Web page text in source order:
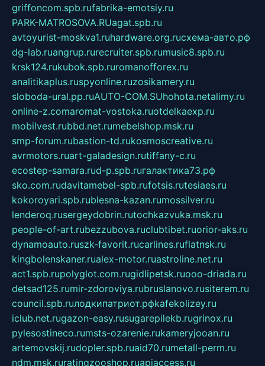
griffoncom.spb.rufabrika-emotsiy.ru
PARK-MATROSOVA.RUagat.spb.ru
avtoyurist-moskva1.ruhardware.org.ruсхема-авто.рф
dg-lab.ruangrup.rurecruiter.spb.rumusic8.spb.ru
krsk124.rukubok.spb.ruromanofforex.ru
analitikaplus.ruspyonline.ruzosikamery.ru
sloboda-ural.pp.ruAUTO-COM.SUhohota.netalimy.ru
online-z.comaromat-vostoka.ruotdelkaexp.ru
mobilvest.rubbd.net.rumebelshop.msk.ru
smp-forum.rubastion-td.rukosmoscreative.ru
avrmotors.ruart-galadesign.rutiffany-c.ru
ecostep-samara.rud-p.spb.ruгалактика73.рф
sko.com.rudavitamebel-spb.rufotsis.rutesiaes.ru
kokoroyari.spb.rublesna-kazan.rumossilver.ru
lenderoq.rusergeydobrin.rutochkazvuka.msk.ru
people-of-art.rubezzubova.ruclubtibet.ruorior-aks.ru
dynamoauto.ruszk-favorit.rucarlines.ruflatnsk.ru
kingbolenskaner.rualex-motor.ruastroline.net.ru
act1.spb.rupolyglot.com.rugidlipetsk.ruooo-driada.ru
detsad125.rumir-zdoroviya.rubruslanovo.rusiterem.ru
council.spb.ruлодкипатриот.рфkafekolizey.ru
iclub.net.rugazon-easy.rusugarepilekb.rugrinox.ru
pylesostineco.rumsts-ozarenie.rukameryjooan.ru
artemovskij.rudopler.spb.ruaid70.rumetall-perm.ru
ndm.msk.ruratingzooshop.ruapiaccess.ru